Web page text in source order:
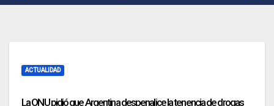
ACTUALIDAD
La ONU pidió que Argentina despenalice la tenencia de drogas